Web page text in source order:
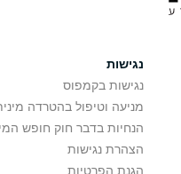
נגישות
נגישות בקמפוס
מניעה וטיפול בהטרדה
הנחיות בדבר חוק חופש
הצהרת נגישות
הגנת הפרטיות